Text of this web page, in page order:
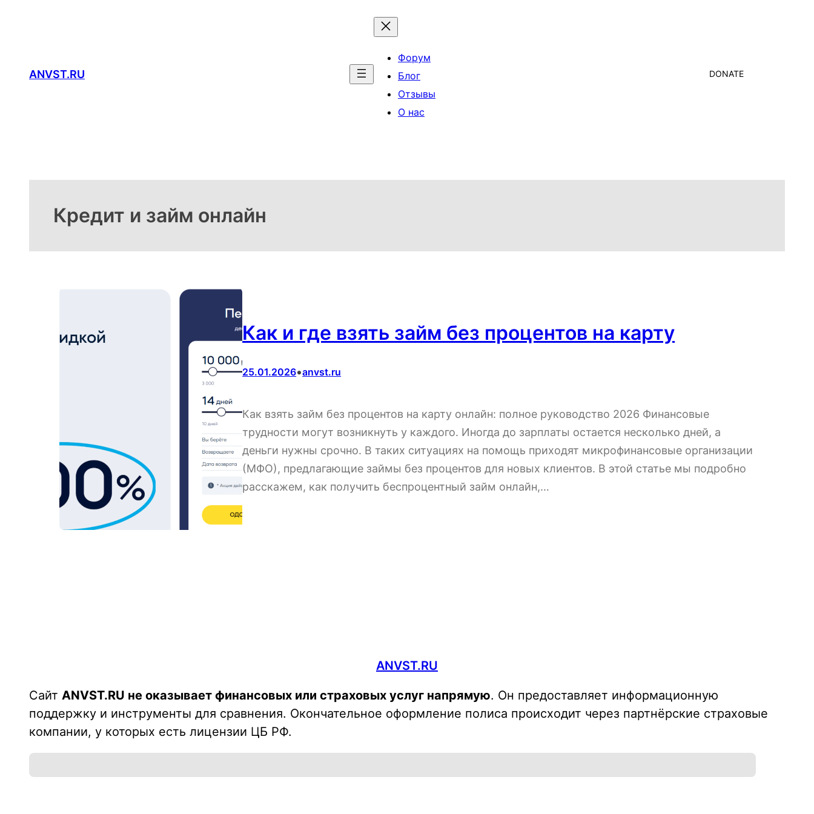
ANVST.RU
Форум
Блог
Отзывы
О нас
DONATE
Кредит и займ онлайн
Как и где взять займ без процентов на карту
25.01.2026•anvst.ru
Как взять займ без процентов на карту онлайн: полное руководство 2026 Финансовые
трудности могут возникнуть у каждого. Иногда до зарплаты остается несколько дней, а
деньги нужны срочно. В таких ситуациях на помощь приходят микрофинансовые организации
(МФО), предлагающие займы без процентов для новых клиентов. В этой статье мы подробно
расскажем, как получить беспроцентный займ онлайн,…
ANVST.RU
Сайт ANVST.RU не оказывает финансовых или страховых услуг напрямую. Он предоставляет информационную
поддержку и инструменты для сравнения. Окончательное оформление полиса происходит через партнёрские страховые
компании, у которых есть лицензии ЦБ РФ.